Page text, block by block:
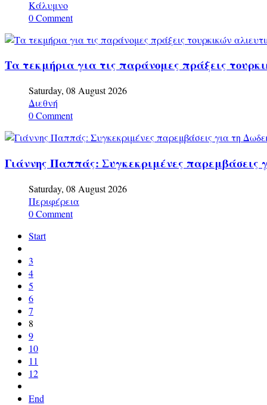
Κάλυμνο
0 Comment
Τα τεκμήρια για τις παράνομες πράξεις
Saturday, 08 August 2026
Διεθνή
0 Comment
Γιάννης Παππάς: Συγκεκριμένες παρεμβάσεις
Saturday, 08 August 2026
Περιφέρεια
0 Comment
Start
3
4
5
6
7
8
9
10
11
12
End